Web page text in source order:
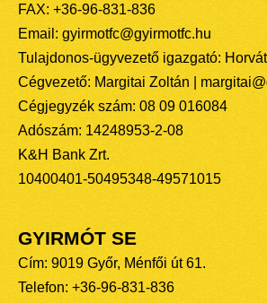
FAX: +36-96-831-836
Email: gyirmotfc@gyirmotfc.hu
Tulajdonos-ügyvezető igazgató:
Cégvezető: Margitai Zoltán |
Cégjegyzék szám: 08 09 016084
Adószám: 14248953-2-08
K&H Bank Zrt.
10400401-50495348-49571015
GYIRMÓT SE
Cím: 9019 Győr, Ménfői út 61.
Telefon: +36-96-831-836